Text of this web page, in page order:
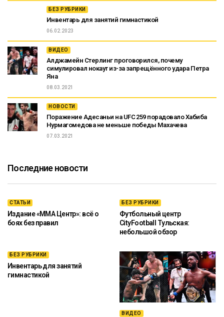
БЕЗ РУБРИКИ
Инвентарь для занятий гимнастикой
06.02.2023
ВИДЕО
Алджамейн Стерлинг проговорился, почему
симулировал нокаут из-за запрещённого удара Петра
Яна
08.03.2021
НОВОСТИ
Поражение Адесаньи на UFC 259 порадовало Хабиба
Нурмагомедова не меньше победы Махачева
07.03.2021
Последние новости
СТАТЬИ
Издание «ММА Центр»: всё о
боях без правил
БЕЗ РУБРИКИ
Футбольный центр
CityFootball Тульская:
небольшой обзор
БЕЗ РУБРИКИ
Инвентарь для занятий
гимнастикой
ВИДЕО